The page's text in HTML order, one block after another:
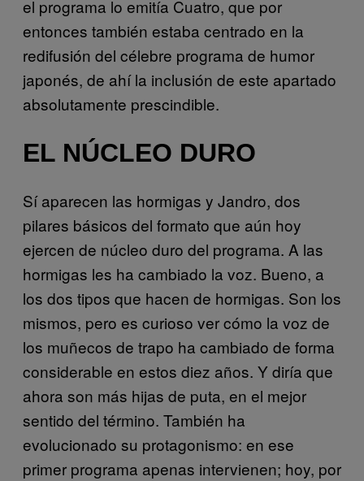
el programa lo emitía Cuatro, que por
entonces también estaba centrado en la
redifusión del célebre programa de humor
japonés, de ahí la inclusión de este apartado
absolutamente prescindible.
EL NÚCLEO DURO
Sí aparecen las hormigas y Jandro, dos
pilares básicos del formato que aún hoy
ejercen de núcleo duro del programa. A las
hormigas les ha cambiado la voz. Bueno, a
los dos tipos que hacen de hormigas. Son los
mismos, pero es curioso ver cómo la voz de
los muñecos de trapo ha cambiado de forma
considerable en estos diez años. Y diría que
ahora son más hijas de puta, en el mejor
sentido del término. También ha
evolucionado su protagonismo: en ese
primer programa apenas intervienen; hoy, por